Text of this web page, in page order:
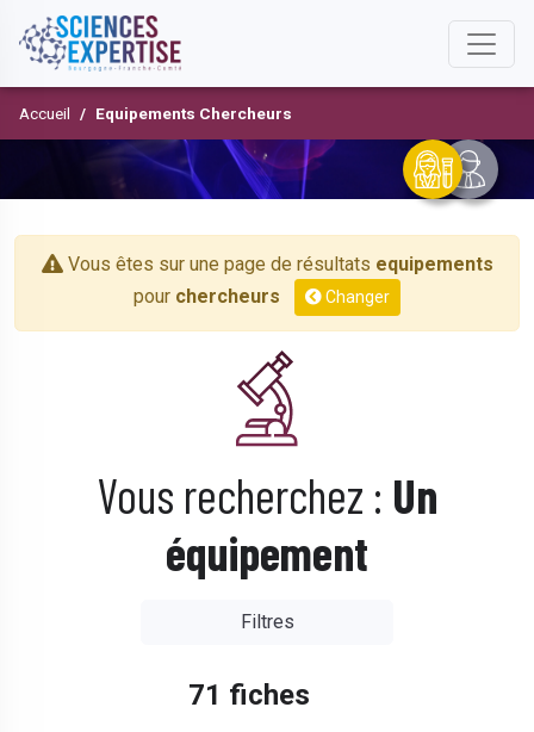
Accueil Equipements Chercheurs
Vous êtes sur une page de résultats equipements
pour chercheurs Changer
Vous recherchez : Un
équipement
Filtres
71 fiches